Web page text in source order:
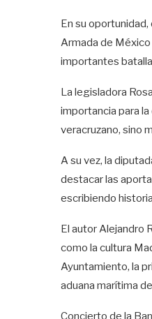
En su
Armada de México
importantes
La legisladora
importancia para
veracruzano, sino
A su vez, la
destacar las
escribiendo
El autor Alejandro
como la cultura
Ayuntamiento, la
aduana marítima
Concierto de la